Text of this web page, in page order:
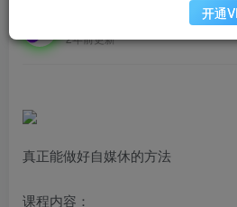
2年前更新
真正能做好自媒休的方法
课程内容：
开通